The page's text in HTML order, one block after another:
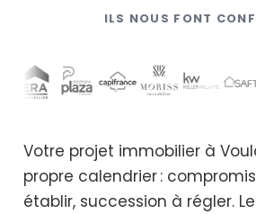
ILS NOUS FONT
Votre projet immobilier à
propre calendrier :
établir, succession à régler.